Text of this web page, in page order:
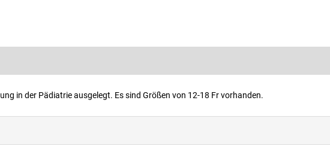
in der Pädiatrie ausgelegt. Es sind Größen von 12-18 Fr vorhanden.